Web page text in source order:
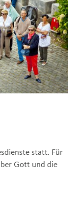
statt. Für
Gott und die